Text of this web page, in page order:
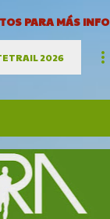
PARA MÁS INFO
2026